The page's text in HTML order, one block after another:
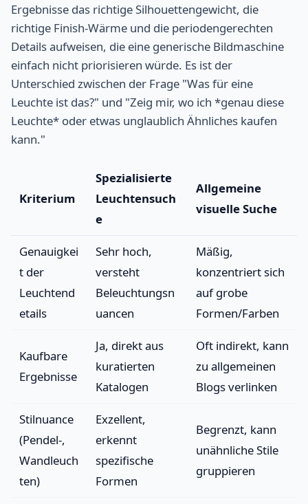
Ergebnisse das richtige Silhouettengewicht, die
richtige Finish-Wärme und die periodengerechten
Details aufweisen, die eine generische Bildmaschine
einfach nicht priorisieren würde. Es ist der
Unterschied zwischen der Frage "Was für eine
Leuchte ist das?" und "Zeig mir, wo ich *genau diese
Leuchte* oder etwas unglaublich Ähnliches kaufen
kann."
Kriterium
Spezialisierte
Leuchtensuch
e
Allgemeine
visuelle Suche
Genauigkei
t der
Leuchtend
etails
Sehr hoch,
versteht
Beleuchtungsn
uancen
Mäßig,
konzentriert sich
auf grobe
Formen/Farben
Kaufbare
Ergebnisse
Ja, direkt aus
kuratierten
Katalogen
Oft indirekt, kann
zu allgemeinen
Blogs verlinken
Stilnuance
(Pendel-,
Wandleuch
ten)
Exzellent,
erkennt
spezifische
Formen
Begrenzt, kann
unähnliche Stile
gruppieren